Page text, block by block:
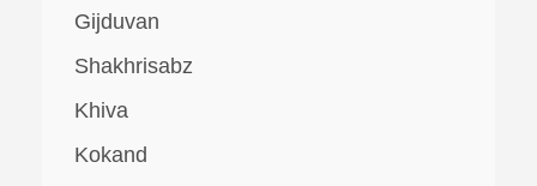
Gijduvan
Shakhrisabz
Khiva
Kokand